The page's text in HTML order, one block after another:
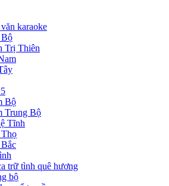
karaoke
Bộ
Trị Thiên
Bộ
Trung Bộ
Tĩnh
Thọ
trữ tình quê hương
bộ